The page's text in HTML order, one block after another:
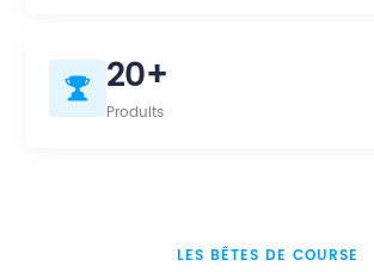
20+
Produits
LES BÊTES DE COURSE